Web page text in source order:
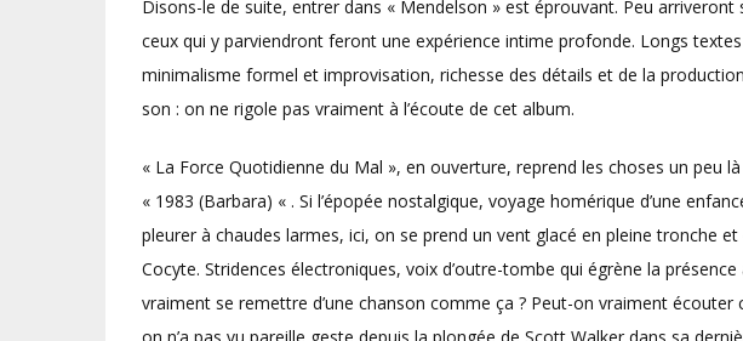
Disons-le de suite, entrer dans « Mendelson » est éprouvant. Peu arriveront
ceux qui y parviendront feront une expérience intime profonde. Longs
minimalisme formel et improvisation, richesse des détails et de la
son : on ne rigole pas vraiment à l’écoute de cet album.
« La Force Quotidienne du Mal », en ouverture, reprend les choses un peu
« 1983 (Barbara) « . Si l’épopée nostalgique, voyage homérique d’une
pleurer à chaudes larmes, ici, on se prend un vent glacé en pleine tronche
Cocyte. Stridences électroniques, voix d’outre-tombe qui égrène la
vraiment se remettre d’une chanson comme ça ? Peut-on vraiment écouter